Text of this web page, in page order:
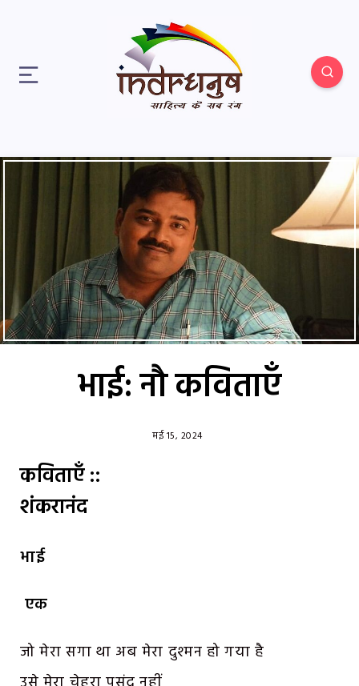
भाई: नौ कविताएँ
मई 15, 2024
कविताएँ ::
शंकरानंद
भाई
एक
जो मेरा सगा था अब मेरा दुश्मन हो गया है